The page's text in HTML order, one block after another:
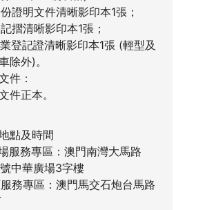
證明文件清晰影印本1張；
摺清晰影印本1張；
登記證清晰影印本1張 (輕型及
除外)。
件：
件正本。
點及時間
服務專區：澳門南灣大馬路
中華廣場3字樓
務專區：澳門馬交石炮台馬路